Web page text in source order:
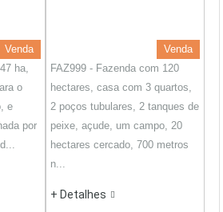
Venda
ha,
o
e
por
Venda
FAZ999 - Fazenda com 120
hectares, casa com 3 quartos,
2 poços tubulares, 2 tanques de
peixe, açude, um campo, 20
hectares cercado, 700 metros
n...
+ Detalhes